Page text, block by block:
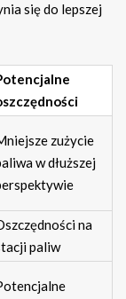
się do lepszej
zużycie
w dłuższej
na
paliw